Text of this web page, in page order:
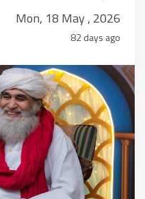
Mon, 18 May , 2026
82 days ago